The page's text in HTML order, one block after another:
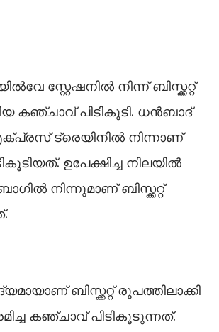
സ്റ്റേഷനിൽ നിന്ന് ബിസ്ക്കറ്റ്
കഞ്ചാവ് പിടികൂടി. ധൻബാദ്
ട്രെയിനിൽ നിന്നാണ്
ഉപേക്ഷിച്ച നിലയിൽ
നിന്നുമാണ് ബിസ്ക്കറ്റ്
ബിസ്ക്കറ്റ് രൂപത്തിലാക്കി
കഞ്ചാവ് പിടികൂടുന്നത്.